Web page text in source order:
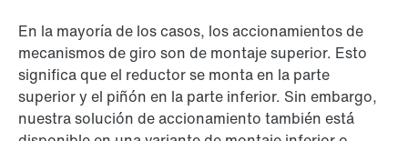
En la mayoría de los casos, los accionamientos de
mecanismos de giro son de montaje superior. Esto
significa que el reductor se monta en la parte
superior y el piñón en la parte inferior. Sin embargo,
nuestra solución de accionamiento también está